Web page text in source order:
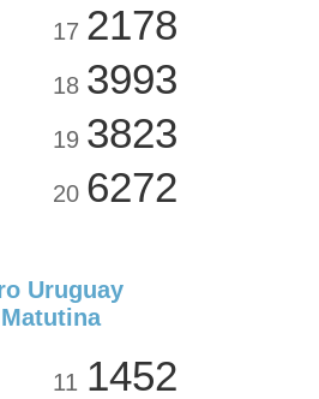
17 2178
18 3993
19 3823
20 6272
Uruguay
Matutina
11 1452